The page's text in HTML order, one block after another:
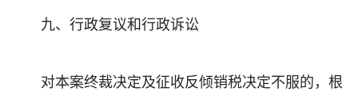
九、行政复议和行政诉讼
对本案终裁决定及征收反倾销税决定不服的，根